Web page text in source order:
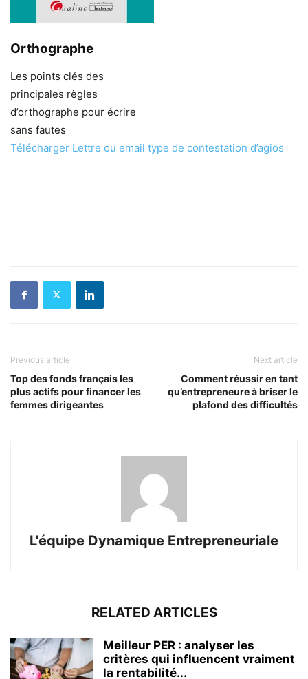
Orthographe
Les points clés des
principales règles
d’orthographe pour écrire
sans fautes
Télécharger Lettre ou email type de contestation d’agios
Previous article
Top des fonds français les
plus actifs pour financer les
femmes dirigeantes
Next article
Comment réussir en tant
qu’entrepreneure à briser le
plafond des difficultés
L'équipe Dynamique Entrepreneuriale
RELATED ARTICLES
Meilleur PER : analyser les
critères qui influencent vraiment
la rentabilité...